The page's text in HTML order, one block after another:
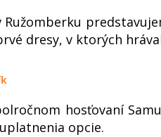
dresy, v ktorých
hosťovaní
opcie.